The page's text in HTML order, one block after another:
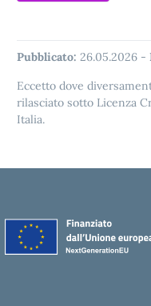
Pubblicato: 26.05.2026 -
Eccetto dove
rilasciato sotto Licenza
Italia.